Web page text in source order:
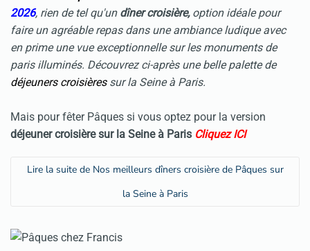
2026, rien de tel qu'undîner croisière,option idéale pour
faire un agréable repas dans une ambiance ludique avec
en prime une vue exceptionnelle sur les monuments de
paris illuminés. Découvrez ci-après une belle palette de
déjeuners croisièressur la Seine à Paris.
Mais pour fêter Pâques si vous optez pour la version
déjeuner croisièresur la Seine à Paris Cliquez ICI
Lire la suite de Nos meilleurs dîners croisière de Pâques sur
la Seine à Paris